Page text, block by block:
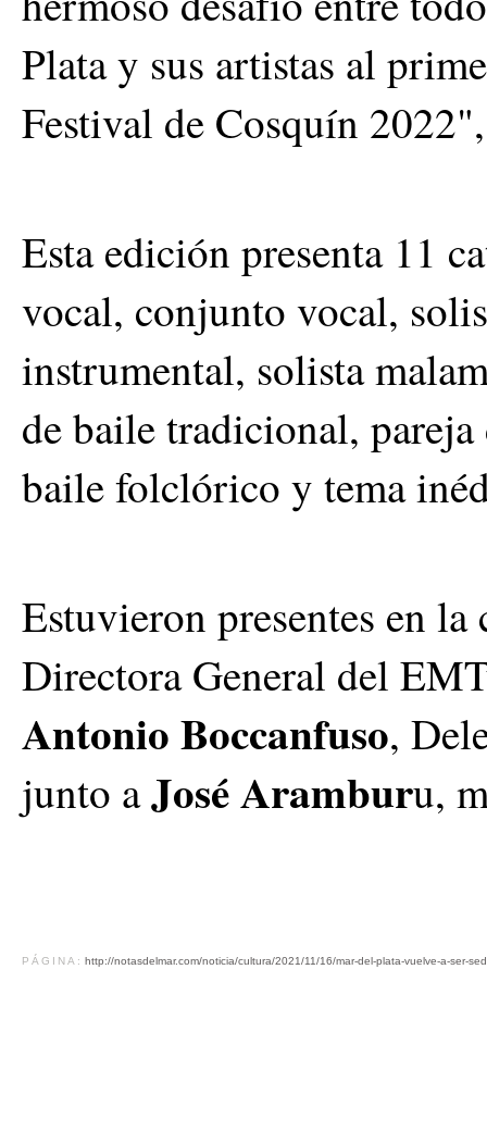
Plata y sus artistas al
Festival de Cosquín
Esta edición presenta 11
vocal, conjunto vocal,
instrumental, solista
de baile tradicional,
baile folclórico y tema
Estuvieron presentes en
Directora General del
Antonio Boccanfuso,
junto aJosé Aramburu,
PÁGINA: http://notasdelmar.com/noticia/cultura/2021/11/16/mar-del-plata-vuelve-a-ser-